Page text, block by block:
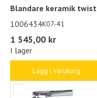
Blandare keramik twist
1006434K07-41
1 545,00 kr
I lager
Lägg i varukorg